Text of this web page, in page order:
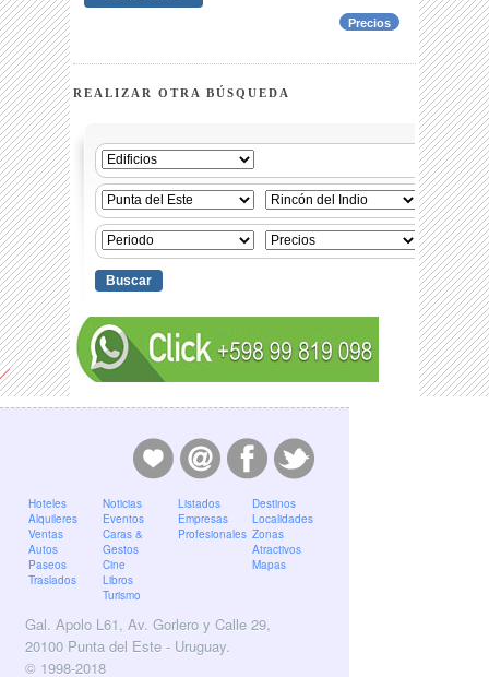
Precios
REALIZAR OTRA BÚSQUEDA
Hoteles
Alquileres
Ventas
Autos
Paseos
Traslados
Noticias
Eventos
Caras &
Gestos
Cine
Libros
Turismo
Listados
Empresas
Profesionales
Destinos
Localidades
Zonas
Atractivos
Mapas
Gal. Apolo L61, Av. Gorlero y Calle 29,
20100 Punta del Este - Uruguay.
© 1998-2018